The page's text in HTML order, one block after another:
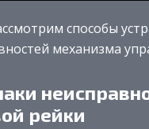
способы
механизма
рейки